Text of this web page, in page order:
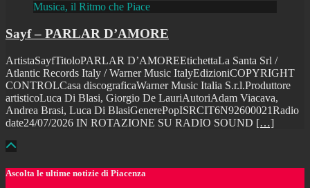
Musica, il Ritmo che Piace
Sayf – PARLAR D’AMORE
ArtistaSayfTitoloPARLAR D’AMOREEtichettaLa Santa Srl /
Atlantic Records Italy / Warner Music ItalyEdizioniCOPYRIGHT
CONTROLCasa discograficaWarner Music Italia S.r.l.Produttore
artisticoLuca Di Blasi, Giorgio De LauriAutoriAdam Viacava,
Andrea Brasi, Luca Di BlasiGenerePopISRCIT6N92600021Radio
date24/07/2026 IN ROTAZIONE SU RADIO SOUND […]
Ascolta le ultime notizie di Piacenza